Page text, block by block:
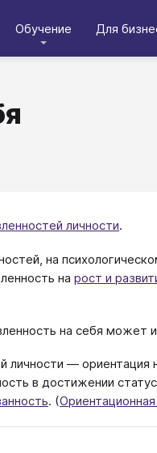
Обучение Для
личности.
на
на рост и
на себя может
личности —
в достижении
. (